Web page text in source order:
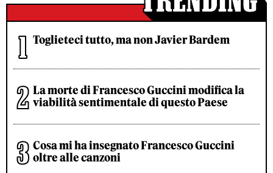
Toglieteci tutto, ma non Javier Bardem
La morte di Francesco Guccini modifica la
viabilità sentimentale di questo Paese
Cosa mi ha insegnato Francesco Guccini
oltre alle canzoni